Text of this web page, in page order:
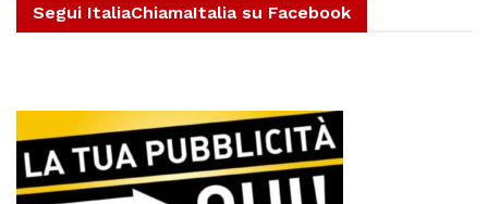
Segui ItaliaChiamaItalia su Facebook